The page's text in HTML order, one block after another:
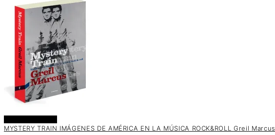
MYSTERY TRAIN IMÁGENES DE AMÉRICA EN LA MÚSICA ROCK&ROLL Greil Marcus